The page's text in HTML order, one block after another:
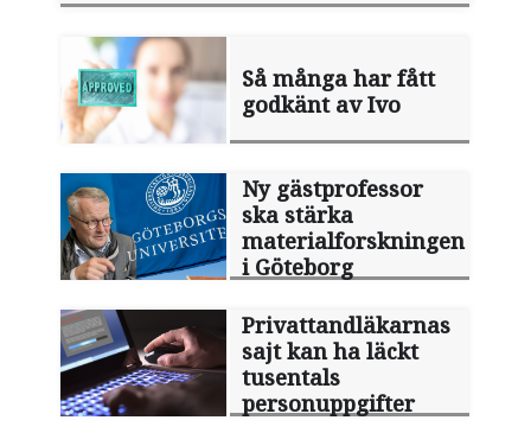
Så många har fått
godkänt av Ivo
Ny gästprofessor
ska stärka
materialforskningen
i Göteborg
Privattandläkarnas
sajt kan ha läckt
tusentals
personuppgifter